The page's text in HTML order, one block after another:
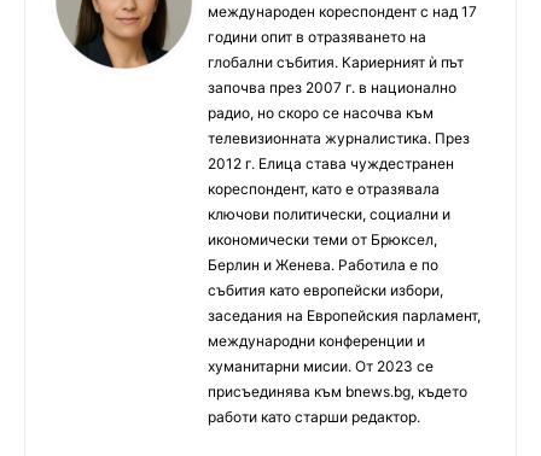
международен кореспондент с над 17
години опит в отразяването на
глобални събития. Кариерният ѝ път
започва през 2007 г. в национално
радио, но скоро се насочва към
телевизионната журналистика. През
2012 г. Елица става чуждестранен
кореспондент, като е отразявала
ключови политически, социални и
икономически теми от Брюксел,
Берлин и Женева. Работила е по
събития като европейски избори,
заседания на Европейския парламент,
международни конференции и
хуманитарни мисии. От 2023 се
присъединява към bnews.bg, където
работи като старши редактор.